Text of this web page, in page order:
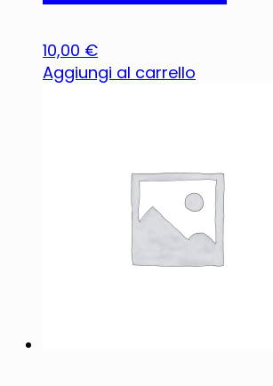
10,00 €
Aggiungi al carrello